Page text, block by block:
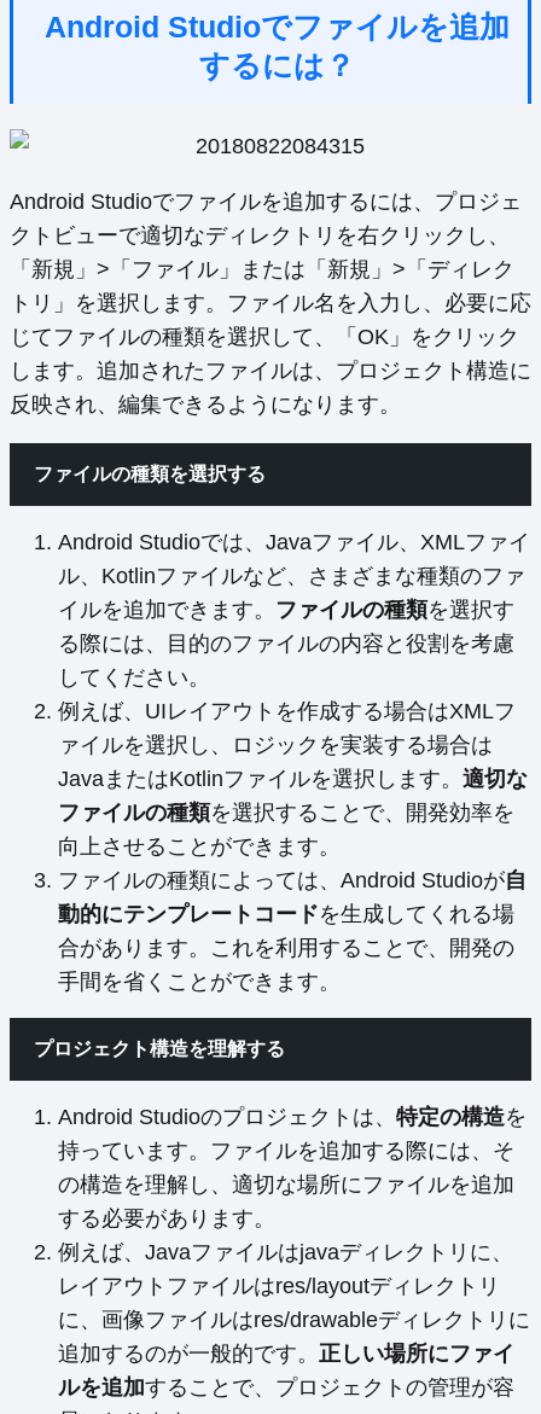
Android Studioでファイルを追加
するには？
Android Studioでファイルを追加するには、プロジェ
クトビューで適切なディレクトリを右クリックし、
「新規」>「ファイル」または「新規」>「ディレク
トリ」を選択します。ファイル名を入力し、必要に応
じてファイルの種類を選択して、「OK」をクリック
します。追加されたファイルは、プロジェクト構造に
反映され、編集できるようになります。
ファイルの種類を選択する
Android Studioでは、Javaファイル、XMLファイ
ル、Kotlinファイルなど、さまざまな種類のファ
イルを追加できます。 ファイルの種類を選択す
る際には、目的のファイルの内容と役割を考慮
してください。
例えば、UIレイアウトを作成する場合はXMLフ
ァイルを選択し、ロジックを実装する場合は
JavaまたはKotlinファイルを選択します。 適切な
ファイルの種類を選択することで、開発効率を
向上させることができます。
ファイルの種類によっては、Android Studioが自
動的にテンプレートコードを生成してくれる場
合があります。これを利用することで、開発の
手間を省くことができます。
プロジェクト構造を理解する
Android Studioのプロジェクトは、 特定の構造を
持っています。ファイルを追加する際には、そ
の構造を理解し、適切な場所にファイルを追加
する必要があります。
例えば、Javaファイルはjavaディレクトリに、
レイアウトファイルはres/layoutディレクトリ
に、画像ファイルはres/drawableディレクトリに
追加するのが一般的です。 正しい場所にファイ
ルを追加することで、プロジェクトの管理が容